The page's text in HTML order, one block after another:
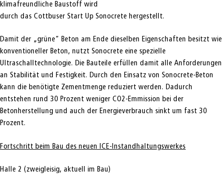
klimafreundliche Baustoff wird
durch das Cottbuser Start Up Sonocrete hergestellt.
Damit der „grüne“ Beton am Ende dieselben Eigenschaften besitzt wie
konventioneller Beton, nutzt Sonocrete eine spezielle
Ultraschalltechnologie. Die Bauteile erfüllen damit alle Anforderungen
an Stabilität und Festigkeit. Durch den Einsatz von Sonocrete-Beton
kann die benötigte Zementmenge reduziert werden. Dadurch
entstehen rund 30 Prozent weniger CO2-Emmission bei der
Betonherstellung und auch der Energieverbrauch sinkt um fast 30
Prozent.
Fortschritt beim Bau des neuen ICE-Instandhaltungswerkes
Halle 2 (zweigleisig, aktuell im Bau)